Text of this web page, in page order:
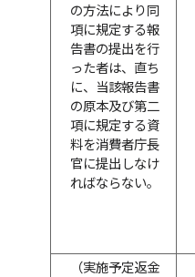
の方法により同
項に規定する報
告書の提出を行
った者は、直ち
に、当該報告書
の原本及び第二
項に規定する資
料を消費者庁長
官に提出しなけ
ればならない。
（実施予定返金